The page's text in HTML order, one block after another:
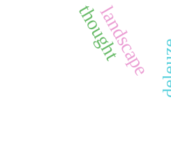
landscape
thought